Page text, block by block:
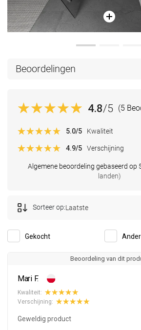
Beoordelingen
4.8/5 (5
Algemene beoordeling gebaseerd op
landen)
5.0/5 Kwaliteit
4.9/5 Verschijning
Gekocht
Sorteer op:Laatste
Beoordeling van dit
Mari F.
Kwaliteit:
Verschijning:
Geweldig product